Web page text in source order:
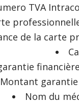
TVA
de la carte
financière
Montant
Nom du